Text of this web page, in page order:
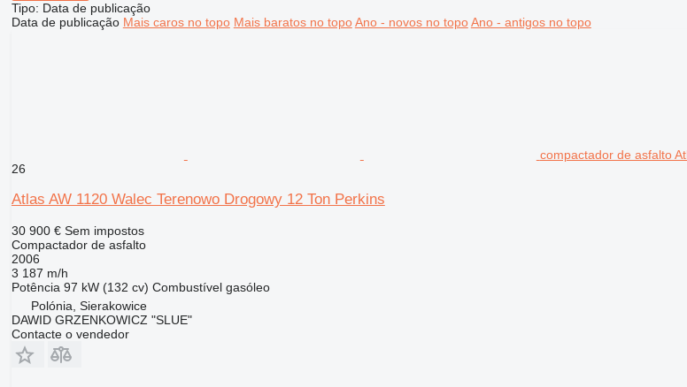
Tipo: Data de publicação
Data de publicação Mais caros no topo Mais baratos no topo Ano - novos no topo Ano - antigos no topo
compactador de asfalto
26
Atlas AW 1120 Walec Terenowo Drogowy 12 Ton Perkins
30 900 € Sem impostos
Compactador de asfalto
2006
3 187 m/h
Potência 97 kW (132 cv) Combustível gasóleo
Polónia, Sierakowice
DAWID GRZENKOWICZ "SLUE"
Contacte o vendedor